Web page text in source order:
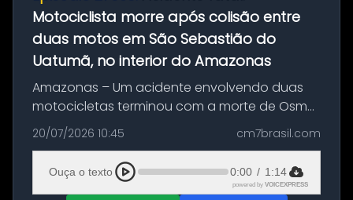
Motociclista morre após colisão entre
duas motos em São Sebastião do
Uatumã, no interior do Amazonas
Amazonas – Um acidente envolvendo duas
motocicletas terminou com a morte de Osmar
Figueiredo de Souza, de 38 anos, no município
de São Sebastião do Uatumã, no interior do
Amazonas. A colisão ocorreu n...
20/07/2026 10:45 cm7brasil.com
Ouça o texto 0:00 / 1:14
powered by VOICEXPRESS